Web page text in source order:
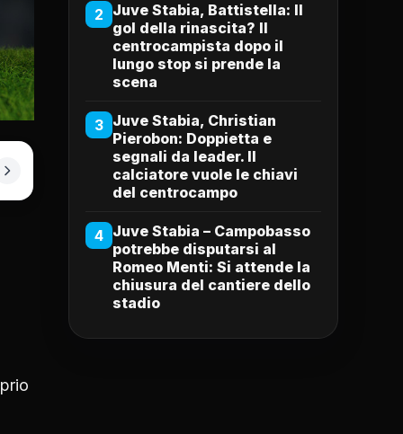
2 Juve Stabia, Battistella: Il
gol della rinascita? Il
centrocampista dopo il
lungo stop si prende la
scena
3 Juve Stabia, Christian
Pierobon: Doppietta e
segnali da leader. Il
calciatore vuole le chiavi
del centrocampo
4 Juve Stabia – Campobasso
potrebbe disputarsi al
Romeo Menti: Si attende la
chiusura del cantiere dello
stadio